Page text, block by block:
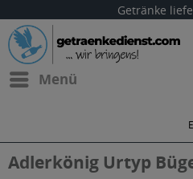
Getränke
Menü
Adlerkönig Urtyp